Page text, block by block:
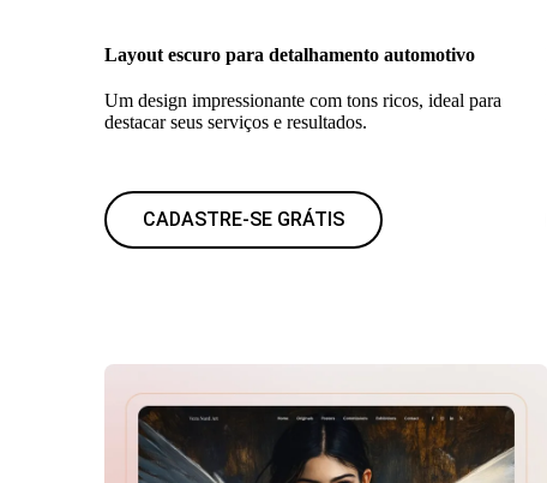
Layout escuro para detalhamento automotivo
Um design impressionante com tons ricos, ideal para
destacar seus serviços e resultados.
CADASTRE-SE GRÁTIS